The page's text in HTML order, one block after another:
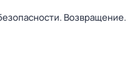
Возвращение.